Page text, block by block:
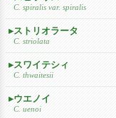
C. spiralis var. spiralis
ストリオラータ
C. striolata
スワイテシィ
C. thwaitesii
ウエノイ
C. uenoi